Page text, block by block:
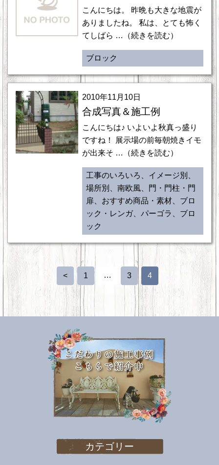
こんにちは。 昨晩も大きな地震が
ありましたね。 私は、とても怖く
てしばら …（続きを読む）
ブロック
2010年11月10日
合成写真＆施工例
こんにちは♪ いよいよ秋真っ盛り
ですね！ 展示場の前毎朝焼きイモ
が出来そ …（続きを読む）
工事のいろいろ、イメージ別、
場所別、南欧風、門・門柱・門
扉、おすすめ商品・素材、ブロ
ック・レンガ、パーゴラ、ブロ
ック
< 1 … 3 4
カテゴリー